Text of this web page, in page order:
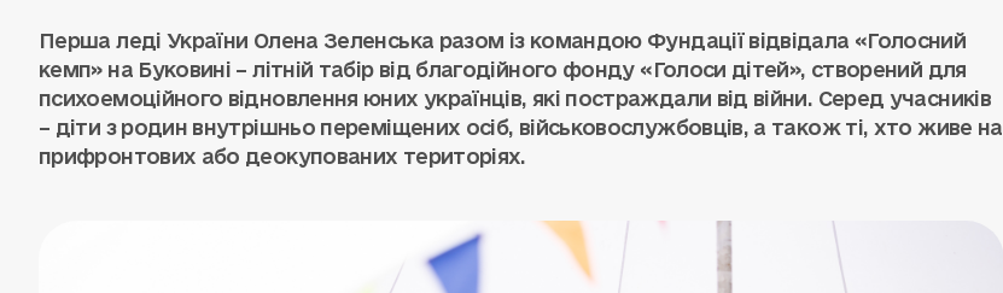
Перша леді України Олена Зеленська разом із командою Фундації відвідала «Голосний
кемп» на Буковині – літній табір від благодійного фонду «Голоси дітей», створений для
психоемоційного відновлення юних українців, які постраждали від війни. Серед учасників
– діти з родин внутрішньо переміщених осіб, військовослужбовців, а також ті, хто живе на
прифронтових або деокупованих територіях.